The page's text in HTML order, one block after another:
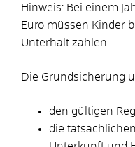
Hinweis: Bei einem
Euro müssen Kinder
Unterhalt zahlen.
Die Grundsicherung
den gültigen
die